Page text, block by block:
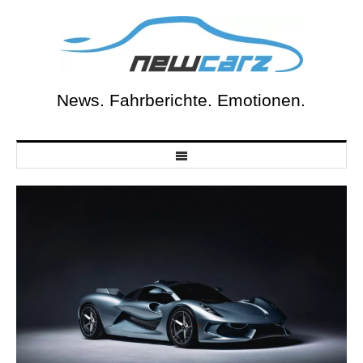
NewCarz.de
News. Fahrberichte. Emotionen.